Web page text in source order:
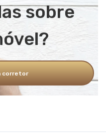
sobre
corretor